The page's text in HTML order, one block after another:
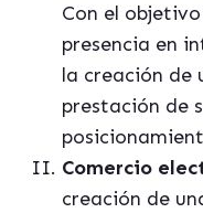
Con el
presencia en
la creación de
prestación de
Comercio
creación de